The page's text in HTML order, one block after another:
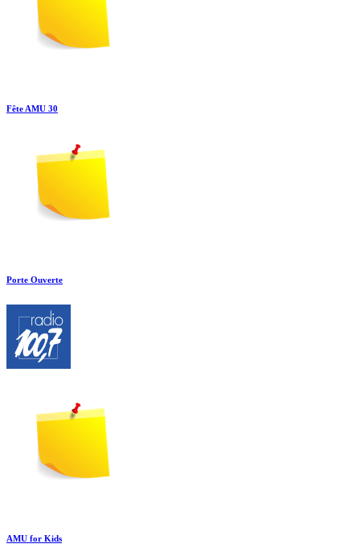
Fête AMU 30
Porte Ouverte
AMU for Kids